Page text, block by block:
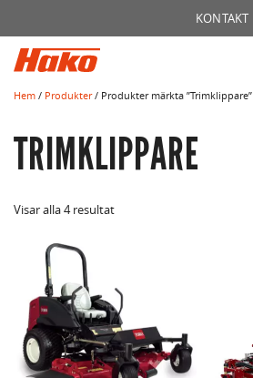
KONTAKT
Hem / Produkter/ Produkter märkta ”Trimklippare”
TRIMKLIPPARE
Visar alla 4 resultat